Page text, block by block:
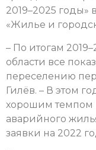
2019–2025 годы»
«Жилье и
– По итогам
области все
переселению
Гилёв. – В этом
хорошим темпом
аварийного
заявки на 2022